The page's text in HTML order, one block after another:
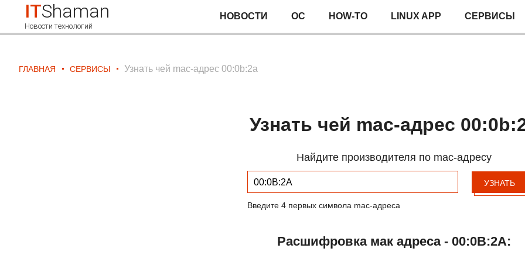
ITShaman
Новости технологий
НОВОСТИ ОС HOW-TO LINUX APP СЕРВИСЫ
ГЛАВНАЯ СЕРВИСЫ Узнать чей mac-адрес 00:0b:2a
Узнать чей mac-адрес
Найдите производителя по mac-адресу
УЗНАТЬ
Введите 4 первых символа mac-адреса
Расшифровка мак адреса - 00:0B:2A: